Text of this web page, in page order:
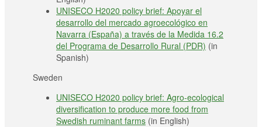
UNISECO H2020 policy brief: Apoyar el
desarrollo del mercado agroecológico en
Navarra (España) a través de la Medida 16.2
del Programa de Desarrollo Rural (PDR) (in
Spanish)
Sweden
UNISECO H2020 policy brief: Agro-ecological
diversification to produce more food from
Swedish ruminant farms (in English)